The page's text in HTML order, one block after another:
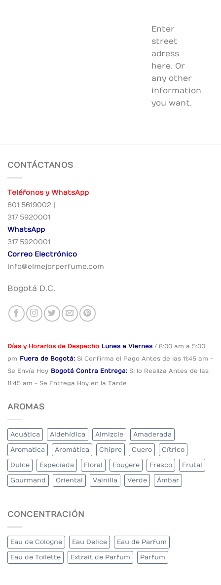
Enter
street
adress
here. Or
any other
information
you want.
CONTÁCTANOS
Teléfonos y WhatsApp
601 5619002 |
317 5920001
WhatsApp
317 5920001
Correo Electrónico
info@elmejorperfume.com
Bogotá D.C.
Días y Horarios de Despacho Lunes a Viernes / 8:00 am a 5:00
pm Fuera de Bogotá: Si Confirma el Pago Antes de las 11:45 am -
Se Envía Hoy Bogotá Contra Entrega: Si lo Realiza Antes de las
11:45 am - Se Entrega Hoy en la Tarde
AROMAS
Acuática Aldehídica Almizcle Amaderada
Aromatica Aromática Chipre Cuero Cítrico
Dulce Especiada Floral Fougere Fresco Frutal
Gourmand Oriental Vainilla Verde Ámbar
CONCENTRACIÓN
Eau de Cologne Eau Delice Eau de Parfum
Eau de Toilette Extrait de Parfum Parfum